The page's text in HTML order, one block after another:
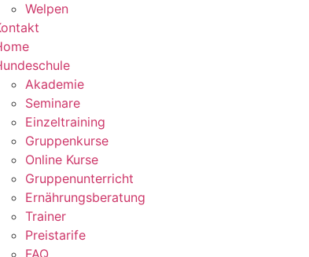
Welpen
Akademie
Seminare
Einzeltraining
Gruppenkurse
Online Kurse
Gruppenunterricht
Ernährungsberatung
Trainer
Preistarife
FAQ